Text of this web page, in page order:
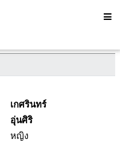
เกศรินทร์
อุ่นศิริ
หญิง